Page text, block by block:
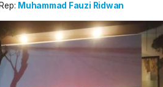
Rep: Muhammad Fauzi Ridwan